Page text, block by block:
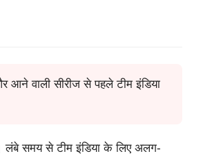
वाली सीरीज से पहले टीम इंडिया
समय से टीम इंडिया के लिए अलग-